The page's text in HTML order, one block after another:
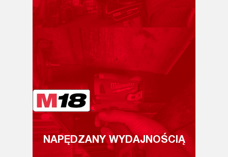
NAPĘDZANY WYDAJNOŚCIĄ